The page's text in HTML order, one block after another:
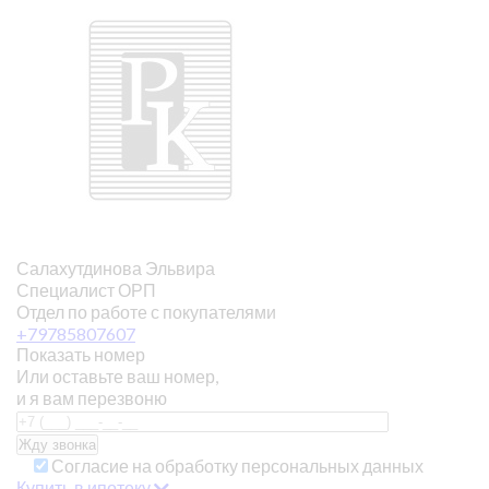
Салахутдинова Эльвира
Специалист ОРП
Отдел по работе с покупателями
+79785807607
Показать номер
Или оставьте ваш номер,
и я вам перезвоню
Согласие на обработку персональных данных